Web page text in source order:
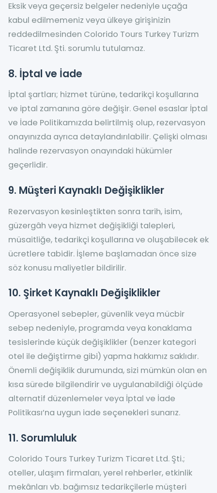
Eksik veya geçersiz belgeler nedeniyle uçağa
kabul edilmemeniz veya ülkeye girişinizin
reddedilmesinden Colorido Tours Turkey Turizm
Ticaret Ltd. Şti. sorumlu tutulamaz.
8. İptal ve İade
İptal şartları; hizmet türüne, tedarikçi koşullarına
ve iptal zamanına göre değişir. Genel esaslar İptal
ve İade Politikamızda belirtilmiş olup, rezervasyon
onayınızda ayrıca detaylandırılabilir. Çelişki olması
halinde rezervasyon onayındaki hükümler
geçerlidir.
9. Müşteri Kaynaklı Değişiklikler
Rezervasyon kesinleştikten sonra tarih, isim,
güzergâh veya hizmet değişikliği talepleri,
müsaitliğe, tedarikçi koşullarına ve oluşabilecek ek
ücretlere tabidir. İşleme başlamadan önce size
söz konusu maliyetler bildirilir.
10. Şirket Kaynaklı Değişiklikler
Operasyonel sebepler, güvenlik veya mücbir
sebep nedeniyle, programda veya konaklama
tesislerinde küçük değişiklikler (benzer kategori
otel ile değiştirme gibi) yapma hakkımız saklıdır.
Önemli değişiklik durumunda, sizi mümkün olan en
kısa sürede bilgilendirir ve uygulanabildiği ölçüde
alternatif düzenlemeler veya İptal ve İade
Politikası’na uygun iade seçenekleri sunarız.
11. Sorumluluk
Colorido Tours Turkey Turizm Ticaret Ltd. Şti.;
oteller, ulaşım firmaları, yerel rehberler, etkinlik
mekânları vb. bağımsız tedarikçilerle müşteri